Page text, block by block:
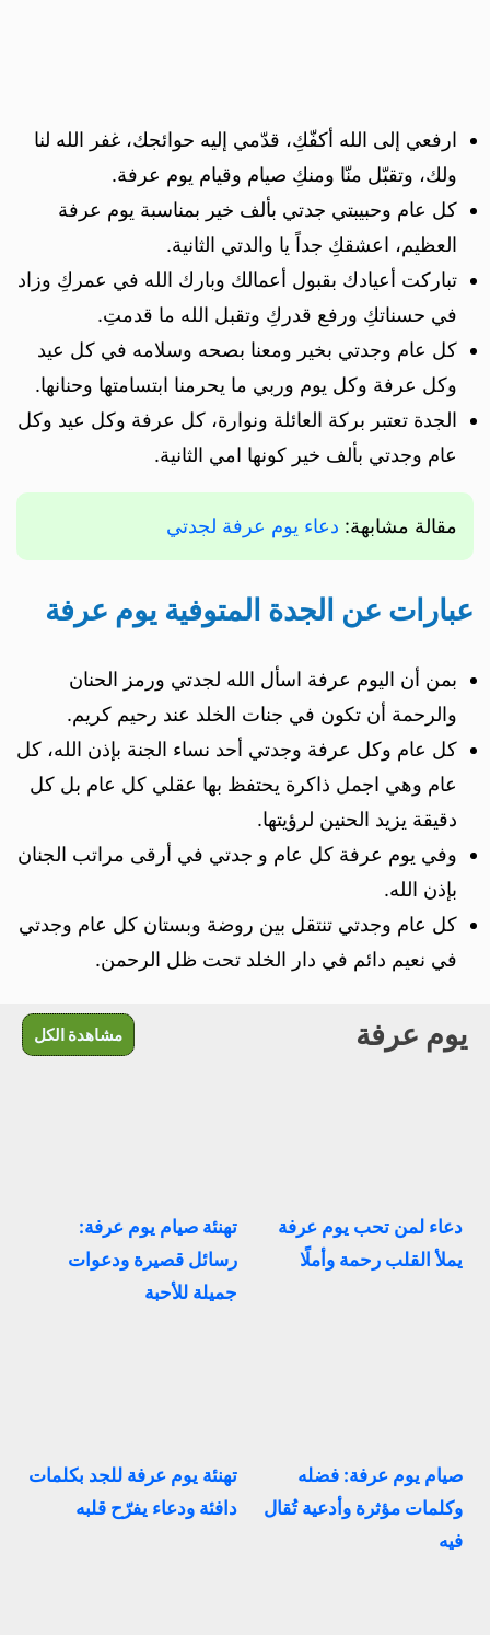
ارفعي إلى الله أكفّكِ، قدّمي إليه حوائجك، غفر الله لنا
ولك، وتقبّل منّا ومنكِ صيام وقيام يوم عرفة.
كل عام وحبيبتي جدتي بألف خير بمناسبة يوم عرفة
العظيم، اعشقكِ جداً يا والدتي الثانية.
تباركت أعيادك بقبول أعمالك وبارك الله في عمركِ وزاد
في حسناتكِ ورفع قدركِ وتقبل الله ما قدمتِ.
كل عام وجدتي بخير ومعنا بصحه وسلامه في كل عيد
وكل عرفة وكل يوم وربي ما يحرمنا ابتسامتها وحنانها.
الجدة تعتبر بركة العائلة ونوارة، كل عرفة وكل عيد وكل
عام وجدتي بألف خير كونها امي الثانية.
مقالة مشابهة: دعاء يوم عرفة لجدتي
عبارات عن الجدة المتوفية يوم عرفة
بمن أن اليوم عرفة اسأل الله لجدتي ورمز الحنان
والرحمة أن تكون في جنات الخلد عند رحيم كريم.
كل عام وكل عرفة وجدتي أحد نساء الجنة بإذن الله، كل
عام وهي اجمل ذاكرة يحتفظ بها عقلي كل عام بل كل
دقيقة يزيد الحنين لرؤيتها.
وفي يوم عرفة كل عام و جدتي في أرقى مراتب الجنان
بإذن الله.
كل عام وجدتي تنتقل بين روضة وبستان كل عام وجدتي
في نعيم دائم في دار الخلد تحت ظل الرحمن.
يوم عرفة مشاهدة الكل
دعاء لمن تحب يوم عرفة
يملأ القلب رحمة وأملًا
تهنئة صيام يوم عرفة:
رسائل قصيرة ودعوات
جميلة للأحبة
صيام يوم عرفة: فضله
وكلمات مؤثرة وأدعية تُقال
فيه
تهنئة يوم عرفة للجد بكلمات
دافئة ودعاء يفرّح قلبه